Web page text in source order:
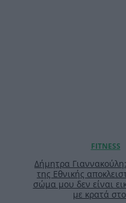
Δήμητρα
της Εθνικής
σώμα μου δεν είναι
με κρατά